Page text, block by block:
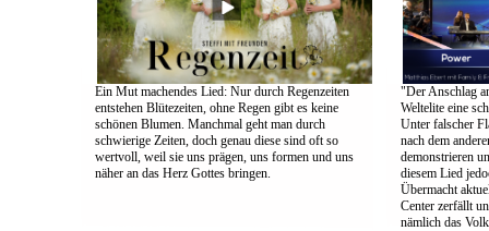
Ein Mut machendes Lied: Nur durch Regenzeiten
entstehen Blütezeiten, ohne Regen gibt es keine
schönen Blumen. Manchmal geht man durch
schwierige Zeiten, doch genau diese sind oft so
wertvoll, weil sie uns prägen, uns formen und uns
näher an das Herz Gottes bringen.
"Der Anschlag
Weltelite eine
Unter falscher
nach dem
demonstrieren
diesem Lied
Übermacht
Center zerfällt
nämlich das